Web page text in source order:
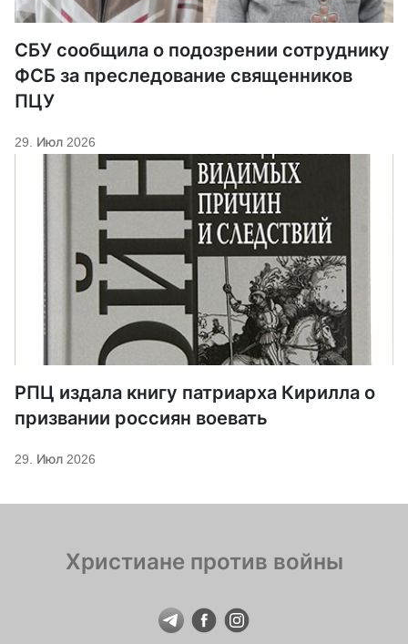
СБУ сообщила о подозрении сотруднику
ФСБ за преследование священников
ПЦУ
29. Июл 2026
РПЦ издала книгу патриарха Кирилла о
призвании россиян воевать
29. Июл 2026
Христиане против войны